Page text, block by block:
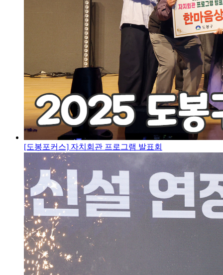
[도봉포커스] 자치회관 프로그램 발표회